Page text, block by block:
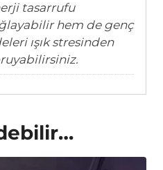
tasarrufu
hem de genç
ışık stresinden